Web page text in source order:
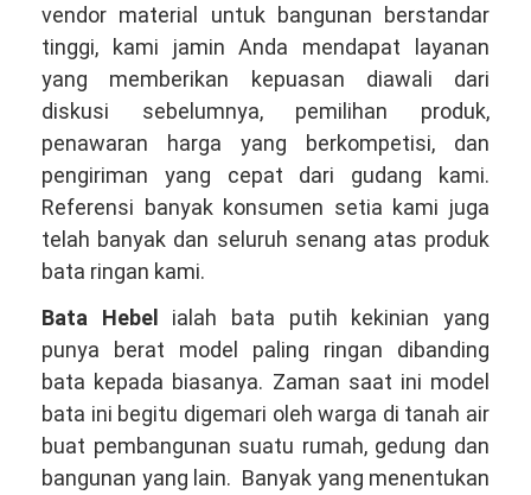
WA
081381344044
vendor material untuk bangunan berstandar
tinggi, kami jamin Anda mendapat layanan
yang memberikan kepuasan diawali dari
diskusi sebelumnya, pemilihan produk,
penawaran harga yang berkompetisi, dan
pengiriman yang cepat dari gudang kami.
Referensi banyak konsumen setia kami juga
telah banyak dan seluruh senang atas produk
bata ringan kami.
Bata Hebel ialah bata putih kekinian yang
punya berat model paling ringan dibanding
bata kepada biasanya. Zaman saat ini model
bata ini begitu digemari oleh warga di tanah air
buat pembangunan suatu rumah, gedung dan
bangunan yang lain. Banyak yang menentukan